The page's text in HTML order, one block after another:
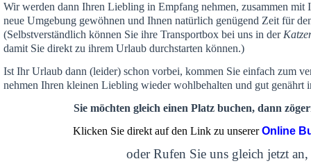
Wir werden dann Ihren Liebling in Empfang nehmen, zusammen mit
neue Umgebung gewöhnen und Ihnen natürlich genügend Zeit für
(Selbstverständlich können Sie ihre Transportbox bei uns in der
damit Sie direkt zu ihrem Urlaub durchstarten können.)
Ist Ihr Urlaub dann (leider) schon vorbei, kommen Sie einfach zum
nehmen Ihren kleinen Liebling wieder wohlbehalten und gut genährt
Sie möchten gleich einen Platz buchen, dann
Klicken Sie direkt auf den Link zu unsererOnline
oder Rufen Sie uns gleich jetzt an,